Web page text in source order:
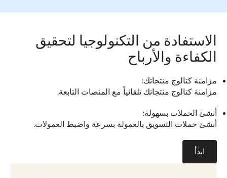
الاستفادة من التكنولوجيا لتحقيق
الكفاءة والأرباح
مزامنة كتالوج منتجاتك:
مزامنة كتالوج منتجاتك تلقائياً مع المنصات التابعة.
أنشئ الحملات بسهولة:
أنشئ حملات التسويق بالعمولة بسرعة واضبط العمولات.
ابدأ